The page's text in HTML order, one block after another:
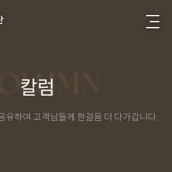
COLUMN
칼럼
유하여 고객님들께 한걸음 더 다가갑니다.